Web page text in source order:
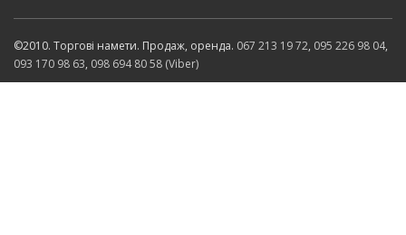
©2010. Торгові намети. Продаж, оренда. 067 213 19 72, 095 226 98 04,
093 170 98 63, 098 694 80 58 (Viber)